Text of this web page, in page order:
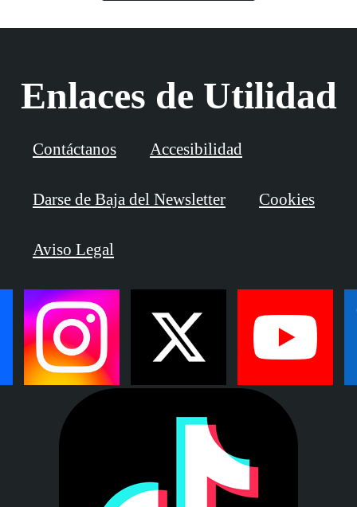
Enlaces de Utilidad
Contáctanos Accesibilidad
Darse de Baja del Newsletter Cookies
Aviso Legal